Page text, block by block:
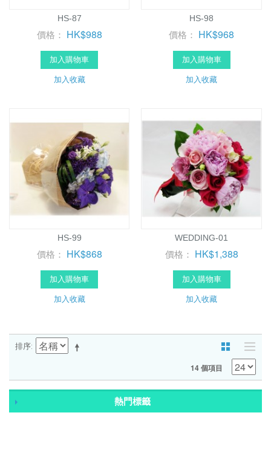
HS-87
價格： HK$988
加入購物車
加入收藏
HS-98
價格： HK$968
加入購物車
加入收藏
HS-99
價格： HK$868
加入購物車
加入收藏
WEDDING-01
價格： HK$1,388
加入購物車
加入收藏
排序
14 個項目
熱門標籤